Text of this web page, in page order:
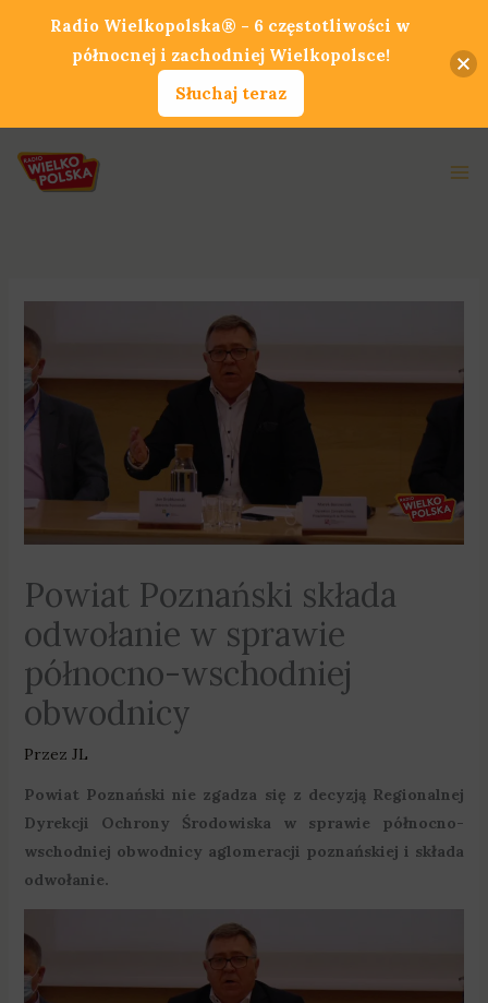
Powiat Poznański składa
odwołanie w sprawie
północno-wschodniej
obwodnicy
Przez JL
Powiat Poznański nie zgadza się z decyzją Regionalnej
Dyrekcji Ochrony Środowiska w sprawie północno-
wschodniej obwodnicy aglomeracji poznańskiej i składa
odwołanie.
Radio Wielkopolska® - 6 częstotliwości w
północnej i zachodniej Wielkopolsce!
Słuchaj teraz